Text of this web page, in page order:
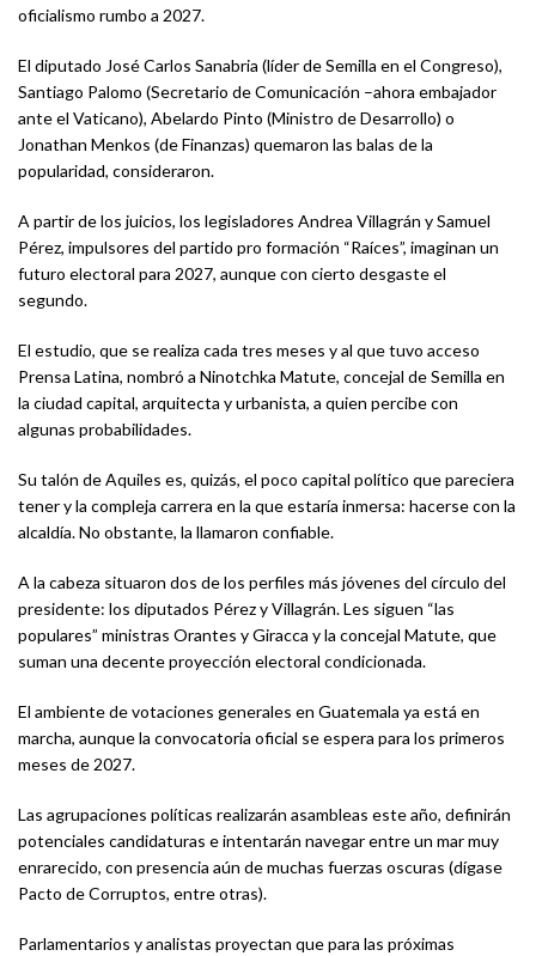
oficialismo rumbo a 2027.
El diputado José Carlos Sanabria (líder de Semilla en el Congreso),
Santiago Palomo (Secretario de Comunicación –ahora embajador
ante el Vaticano), Abelardo Pinto (Ministro de Desarrollo) o
Jonathan Menkos (de Finanzas) quemaron las balas de la
popularidad, consideraron.
A partir de los juicios, los legisladores Andrea Villagrán y Samuel
Pérez, impulsores del partido pro formación “Raíces”, imaginan un
futuro electoral para 2027, aunque con cierto desgaste el
segundo.
El estudio, que se realiza cada tres meses y al que tuvo acceso
Prensa Latina, nombró a Ninotchka Matute, concejal de Semilla en
la ciudad capital, arquitecta y urbanista, a quien percibe con
algunas probabilidades.
Su talón de Aquiles es, quizás, el poco capital político que pareciera
tener y la compleja carrera en la que estaría inmersa: hacerse con la
alcaldía. No obstante, la llamaron confiable.
A la cabeza situaron dos de los perfiles más jóvenes del círculo del
presidente: los diputados Pérez y Villagrán. Les siguen “las
populares” ministras Orantes y Giracca y la concejal Matute, que
suman una decente proyección electoral condicionada.
El ambiente de votaciones generales en Guatemala ya está en
marcha, aunque la convocatoria oficial se espera para los primeros
meses de 2027.
Las agrupaciones políticas realizarán asambleas este año, definirán
potenciales candidaturas e intentarán navegar entre un mar muy
enrarecido, con presencia aún de muchas fuerzas oscuras (dígase
Pacto de Corruptos, entre otras).
Parlamentarios y analistas proyectan que para las próximas